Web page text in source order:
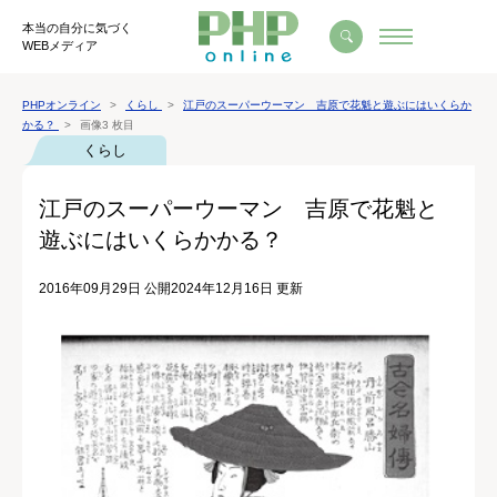
本当の自分に気づく
WEBメディア
PHPオンライン くらし
江戸のスーパーウーマン 吉原で花魁と遊ぶにはいくらか
かる？
画像3 枚目
くらし
江戸のスーパーウーマン 吉原で花魁と
遊ぶにはいくらかかる？
2016年09月29日 公開2024年12月16日 更新